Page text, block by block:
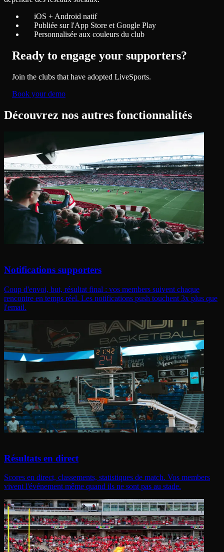
iOS + Android natif
Publiée sur l'App Store et Google Play
Personnalisée aux couleurs du club
Ready to engage your supporters?
Join the clubs that have adopted LiveSports.
Book your demo
Découvrez nos autres fonctionnalités
Notifications supporters
Coup d'envoi, but, résultat final : vos members suivent chaque
rencontre en temps réel. Les notifications push touchent 3x plus que
l'email.
Résultats en direct
Scores en direct, classements, statistiques de match. Vos members
vivent l'événement même quand ils ne sont pas au stade.